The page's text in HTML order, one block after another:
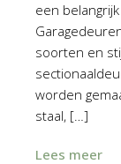
een
soorten en
worden
staal, […]
Lees meer